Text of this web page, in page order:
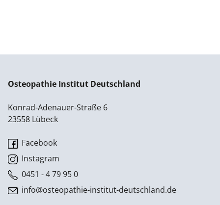
Osteopathie Institut Deutschland
Konrad-Adenauer-Straße 6
23558 Lübeck
Facebook
Instagram
0451 - 4 79 95 0
info@osteopathie-institut-deutschland.de